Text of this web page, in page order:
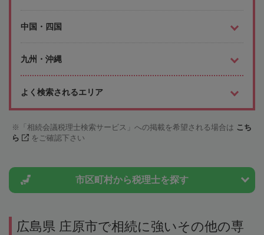
中国・四国
九州・沖縄
よく検索されるエリア
「相続会議税理士検索サービス」への掲載を希望される場合は こち
ら
をご確認下さい
市区町村から税理士を探す
広島県 庄原市で相続に強いその他の専